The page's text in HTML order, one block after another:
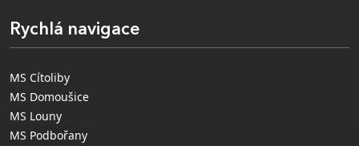
Rychlá navigace
MS Cítoliby
MS Domoušice
MS Louny
MS Podbořany